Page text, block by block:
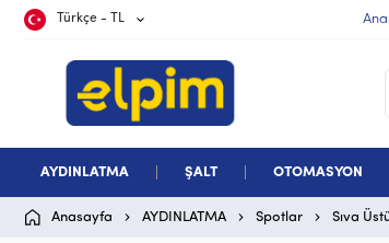
Türkçe - TL
AYDINLATMA ŞALT OTOMASYON
Anasayfa AYDINLATMA Spotlar Sıva